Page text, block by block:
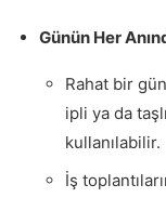
Günün Her
Rahat bir
ipli ya da taşlı
kullanılabilir.
İş